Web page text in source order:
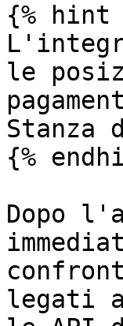
{% hint
le
{%
Dopo
legati